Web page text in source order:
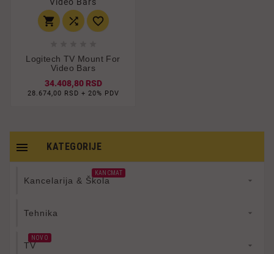
  
Logitech TV Mount For
Video Bars
34.408,80 RSD
28.674,00 RSD + 20% PDV
KATEGORIJE

Kancelarija & Škola
KANCMAT

Tehnika 
TV
NOVO
